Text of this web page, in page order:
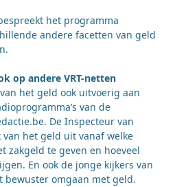
het programma
andere facetten van geld
op andere VRT-netten
het geld ook uitvoerig aan
van de
De Inspecteur van
van het geld uit vanaf welke
zakgeld te geven en hoeveel
En ook de jonge kijkers van
bewuster omgaan met geld.